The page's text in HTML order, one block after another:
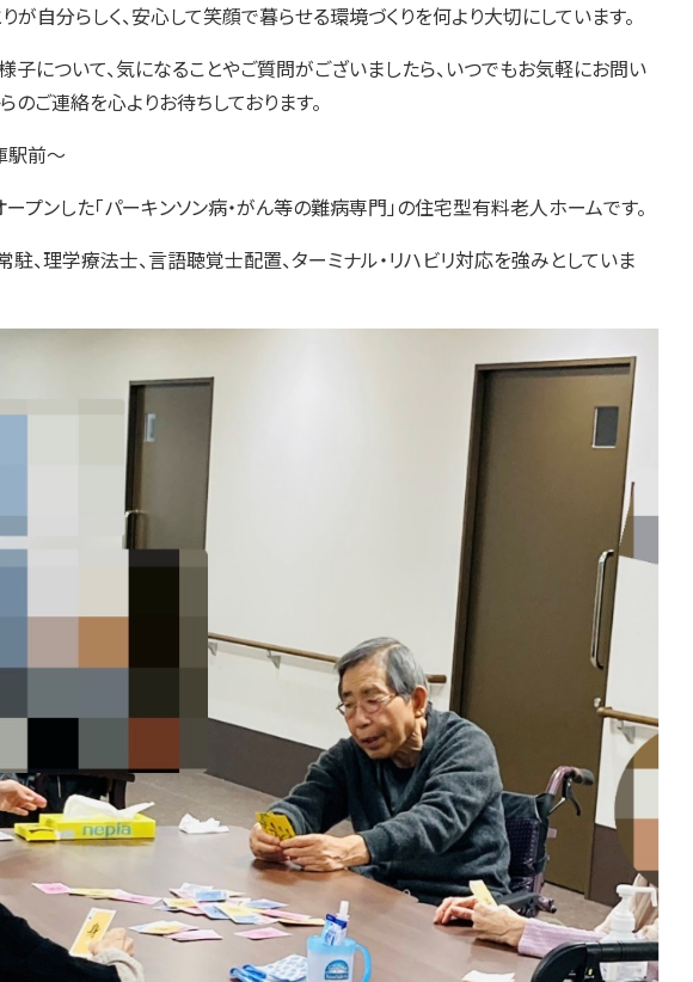
が自分らしく、安心して笑顔で暮らせる環境づくりを何より大切にしています。
について、気になることやご質問がございましたら、いつでもお気軽にお問い
のご連絡を心よりお待ちしております。
駅前～
プンした「パーキンソン病・がん等の難病専門」の住宅型有料老人ホームです。
、理学療法士、言語聴覚士配置、ターミナル・リハビリ対応を強みとしていま